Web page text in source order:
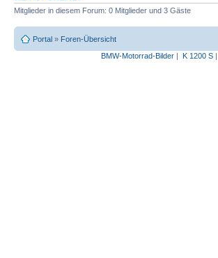
Mitglieder in diesem Forum: 0 Mitglieder und 3 Gäste
Portal » Foren-Übersicht
BMW-Motorrad-Bilder| K 1200 S|